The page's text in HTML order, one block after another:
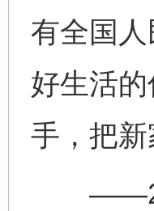
有全国
好生活
手，把